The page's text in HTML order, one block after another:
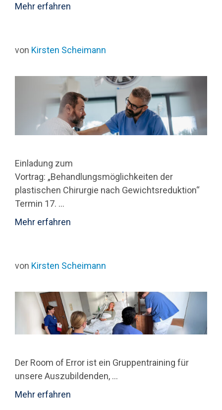
Mehr erfahren
von Kirsten Scheimann
Einladung zum
Vortrag: „Behandlungsmöglichkeiten der
plastischen Chirurgie nach Gewichtsreduktion“
Termin 17. …
Mehr erfahren
von Kirsten Scheimann
Der Room of Error ist ein Gruppentraining für
unsere Auszubildenden, …
Mehr erfahren